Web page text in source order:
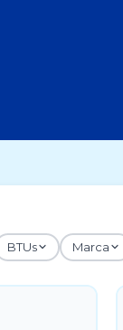
BTUs Marca